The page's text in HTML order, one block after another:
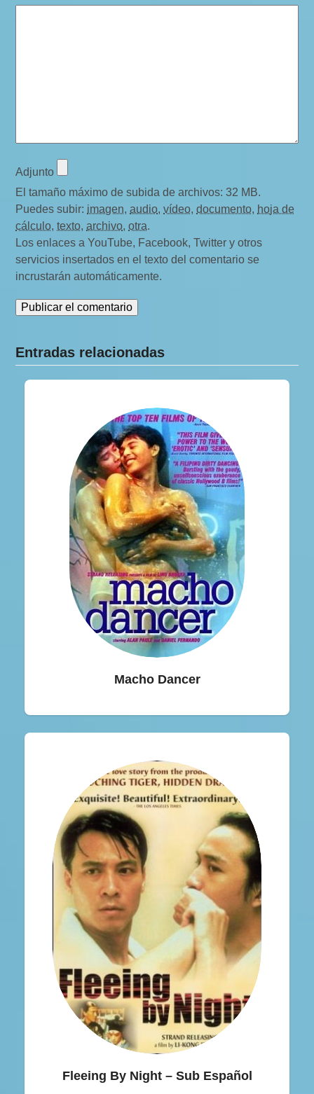
Adjunto
El tamaño máximo de subida de archivos: 32 MB.
Puedes subir: imagen,audio,vídeo,documento, hoja de
cálculo,texto,archivo,otra.
Los enlaces a YouTube, Facebook, Twitter y otros
servicios insertados en el texto del comentario se
incrustarán automáticamente.
Entradas relacionadas
Macho Dancer
Fleeing By Night – Sub Español